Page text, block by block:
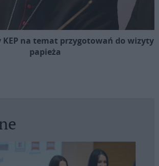
KEP na temat przygotowań do wizyty
papieża